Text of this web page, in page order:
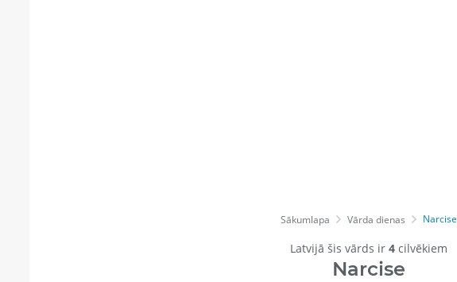
Sākumlapa Vārda dienas Narcise
Latvijā šis vārds ir 4 cilvēkiem
Narcise